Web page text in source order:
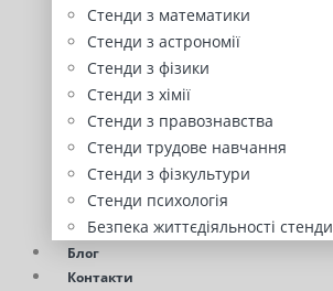
Стенди з математики
Стенди з астрономії
Стенди з фізики
Стенди з хімії
Стенди з правознавства
Стенди трудове навчання
Стенди з фізкультури
Стенди психологія
Безпека життєдіяльності стенди
Блог
Контакти